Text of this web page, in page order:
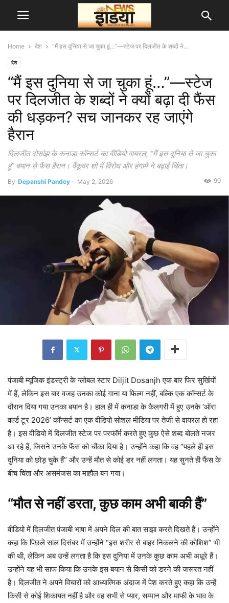
Home देश “मैं इस दुनिया से जा चुका हूं…”—स्टेज पर दिलजीत के शब्दों ने...
देश
“मैं इस दुनिया से जा चुका हूं…”—स्टेज
पर दिलजीत के शब्दों ने क्यों बढ़ा दी फैंस
की धड़कन? सच जानकर रह जाएंगे
हैरान
दिलजीत दोसांझ के कनाडा कॉन्सर्ट का वीडियो वायरल, “मैं इस दुनिया से जा चुका
हूं” बयान से फैंस हैरान। वैंकूवर शो में विरोध और हंगामे ने बढ़ाई चिंता।
By Depanshi Pandey - May 2, 2026 90
पंजाबी म्यूजिक इंडस्ट्री के ग्लोबल स्टार Diljit Dosanjh एक बार फिर सुर्खियों
में हैं, लेकिन इस बार वजह उनका कोई गाना या फिल्म नहीं, बल्कि एक कॉन्सर्ट के
दौरान दिया गया उनका बयान है। हाल ही में कनाडा के कैलगरी में हुए उनके ‘ऑरा
वर्ल्ड टूर 2026’ कॉन्सर्ट का एक वीडियो सोशल मीडिया पर तेजी से वायरल हो रहा
है। इस वीडियो में दिलजीत स्टेज पर परफॉर्म करते हुए कुछ ऐसे शब्द बोलते नजर
आ रहे हैं, जिसने उनके फैंस को चौंका दिया है। उन्होंने कहा कि वह “पहले ही इस
दुनिया को छोड़ चुके हैं” और उन्हें मौत से कोई डर नहीं लगता। यह सुनते ही फैंस के
बीच चिंता और असमंजस का माहौल बन गया।
“मौत से नहीं डरता, कुछ काम अभी बाकी हैं”
वीडियो में दिलजीत पंजाबी भाषा में अपने दिल की बात साझा करते दिखते हैं। उन्होंने
कहा कि पिछले साल दिसंबर में उन्होंने “इस शरीर से बाहर निकलने की कोशिश” भी
की थी, लेकिन अब उन्हें लगता है कि इस दुनिया में उनके कुछ काम अभी अधूरे हैं।
उन्होंने यह भी साफ किया कि उनके इस बयान से किसी को डरने की जरूरत नहीं
है। दिलजीत ने अपने विचारों को आध्यात्मिक अंदाज में पेश करते हुए कहा कि उन्हें
किसी से कोई शिकायत नहीं है और वह सभी से प्यार, सम्मान और माफी के भाव के